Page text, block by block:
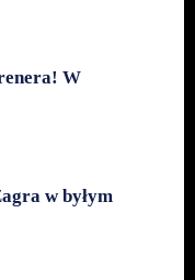
W
w byłym